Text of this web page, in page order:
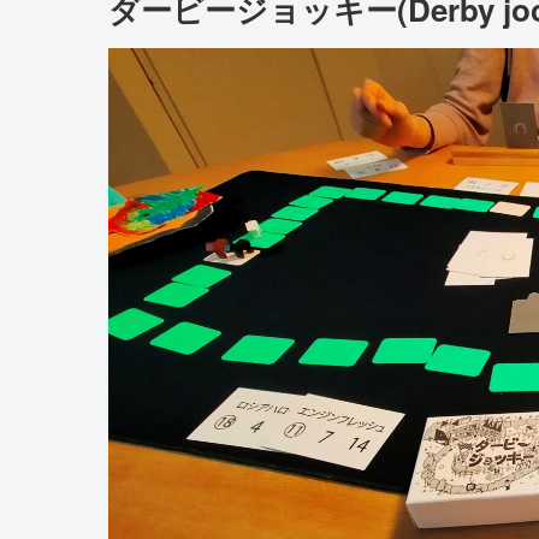
ダービージョッキー(Derby